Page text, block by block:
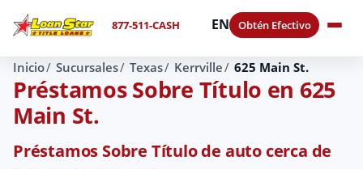
877-511-CASH EN Obtén Efectivo
Inicio Sucursales Texas Kerrville 625 Main St.
Préstamos Sobre Título en 625
Main St.
Préstamos Sobre Título de auto cerca de